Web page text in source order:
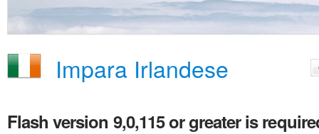
Impara Irlandese
Flash version 9,0,115 or greater is